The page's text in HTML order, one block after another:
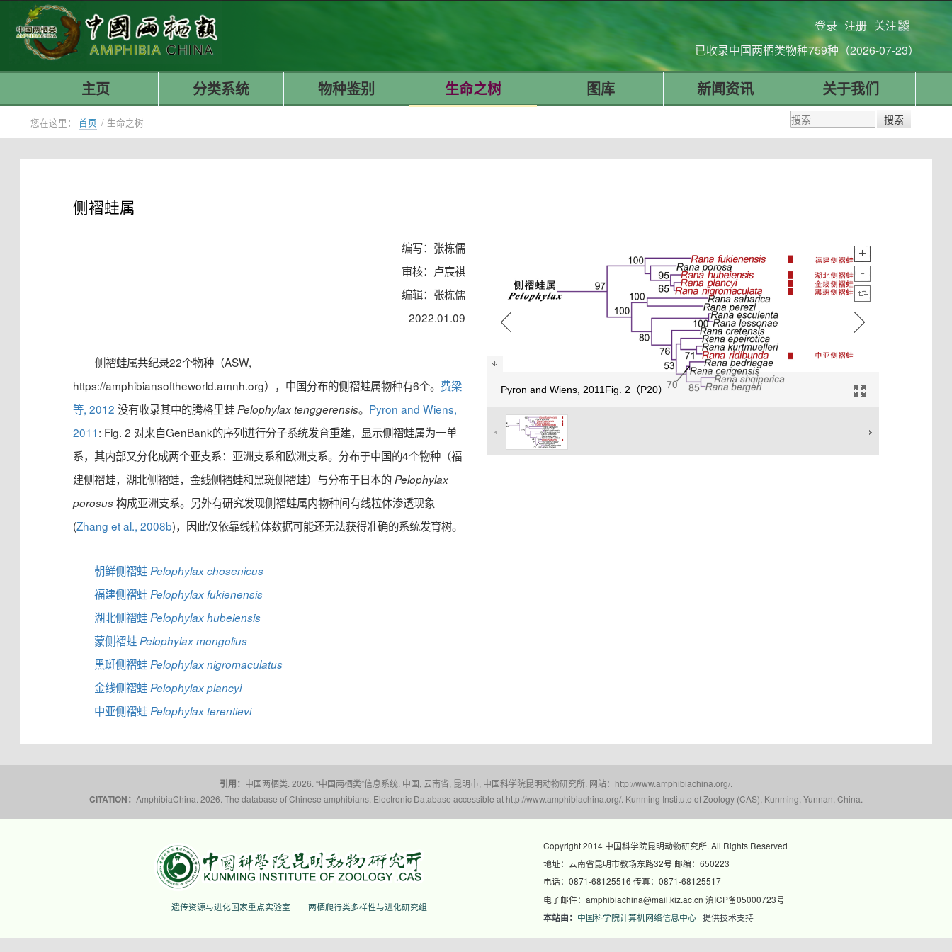
登录 注册 关注
已收录中国两栖类物种759种（2026-07-23）
主页 分类系统 物种鉴别 生命之树 图库 新闻资讯 关于我们
您在这里： 首页 / 生命之树
侧褶蛙属
编写：张栋儒
审核：卢宸祺
编辑：张栋儒
2022.01.09
侧褶蛙属共纪录22个物种（ASW,
https://amphibiansoftheworld.amnh.org），中国分布的侧褶蛙属物种有6个。 费梁
等, 2012 没有收录其中的腾格里蛙 Pelophylax tenggerensis。 Pyron and Wiens,
2011: Fig. 2 对来自GenBank的序列进行分子系统发育重建，显示侧褶蛙属为一单
系，其内部又分化成两个亚支系：亚洲支系和欧洲支系。分布于中国的4个物种（福
建侧褶蛙，湖北侧褶蛙，金线侧褶蛙和黑斑侧褶蛙）与分布于日本的 Pelophylax
porosus构成亚洲支系。另外有研究发现侧褶蛙属内物种间有线粒体渗透现象
(Zhang et al., 2008b)，因此仅依靠线粒体数据可能还无法获得准确的系统发育树。
朝鲜侧褶蛙 Pelophylax chosenicus
福建侧褶蛙 Pelophylax fukienensis
湖北侧褶蛙 Pelophylax hubeiensis
蒙侧褶蛙 Pelophylax mongolius
黑斑侧褶蛙 Pelophylax nigromaculatus
金线侧褶蛙 Pelophylax plancyi
中亚侧褶蛙 Pelophylax terentievi
Pyron and Wiens, 2011Fig. 2（P20）
引用： 中国两栖类. 2026. “中国两栖类”信息系统. 中国, 云南省, 昆明市, 中国科学院昆明动物研究所. 网站：http://www.amphibiachina.org/.
CITATION： AmphibiaChina. 2026. The database of Chinese amphibians. Electronic Database accessible at http://www.amphibiachina.org/. Kunming Institute of Zoology (CAS), Kunming, Yunnan, China.
遗传资源与进化国家重点实验室 两栖爬行类多样性与进化研究组
Copyright 2014 中国科学院昆明动物研究所. All Rights Reserved
地址：云南省昆明市教场东路32号 邮编：650223
电话：0871-68125516 传真：0871-68125517
电子邮件：amphibiachina@mail.kiz.ac.cn 滇ICP备05000723号
本站由： 中国科学院计算机网络信息中心提供技术支持